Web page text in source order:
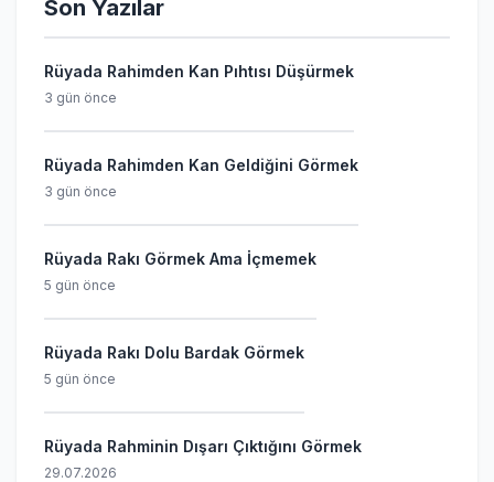
Son Yazılar
Rüyada Rahimden Kan Pıhtısı Düşürmek
3 gün önce
Rüyada Rahimden Kan Geldiğini Görmek
3 gün önce
Rüyada Rakı Görmek Ama İçmemek
5 gün önce
Rüyada Rakı Dolu Bardak Görmek
5 gün önce
Rüyada Rahminin Dışarı Çıktığını Görmek
29.07.2026